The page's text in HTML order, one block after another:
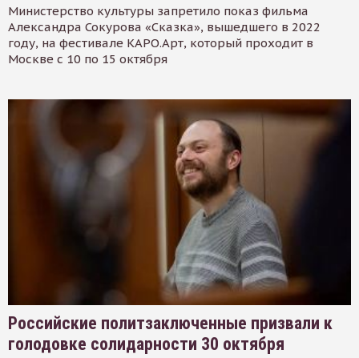
Министерство культуры запретило показ фильма
Александра Сокурова «Сказка», вышедшего в 2022
году, на фестивале КАРО.Арт, который проходит в
Москве с 10 по 15 октября
Российские политзаключенные призвали к
голодовке солидарности 30 октября